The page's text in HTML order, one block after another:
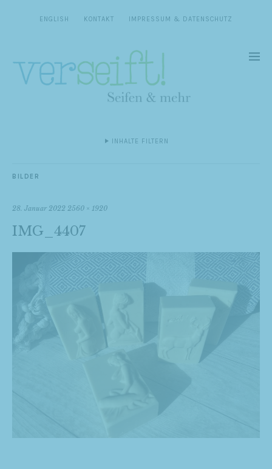
ENGLISH KONTAKT IMPRESSUM & DATENSCHUTZ
INHALTE FILTERN
BILDER
28. Januar 2022 2560 × 1920
IMG_4407